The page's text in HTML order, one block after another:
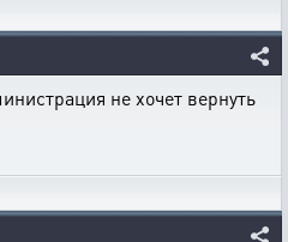
не хочет вернуть